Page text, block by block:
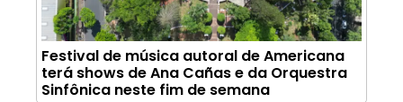
Festival de música autoral de Americana
terá shows de Ana Cañas e da Orquestra
Sinfônica neste fim de semana